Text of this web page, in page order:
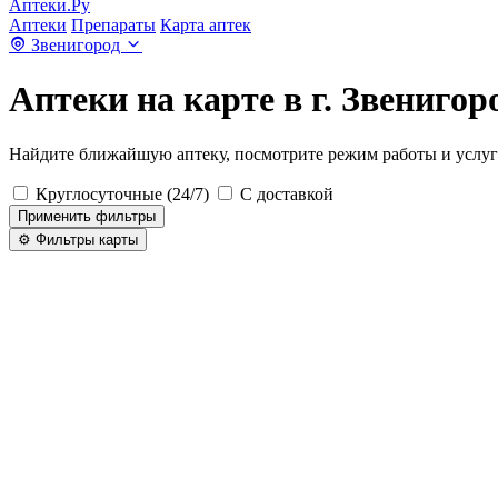
Аптеки.Ру
Аптеки Препараты Карта аптек
Звенигород
Аптеки на карте в г.
Найдите ближайшую аптеку, посмотрите режим работы и
Круглосуточные (24/7) С доставкой
Применить фильтры
⚙️ Фильтры карты